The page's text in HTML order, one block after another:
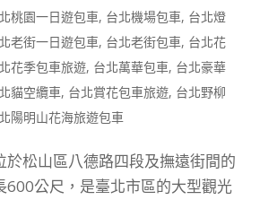
桃園一日遊包車, 台北機場包車, 台北燈
老街一日遊包車, 台北老街包車, 台北花
花季包車旅遊, 台北萬華包車, 台北豪華
貓空纜車, 台北賞花包車旅遊, 台北野柳
陽明山花海旅遊包車
於松山區八德路四段及撫遠街間的
600公尺，是臺北市區的大型觀光